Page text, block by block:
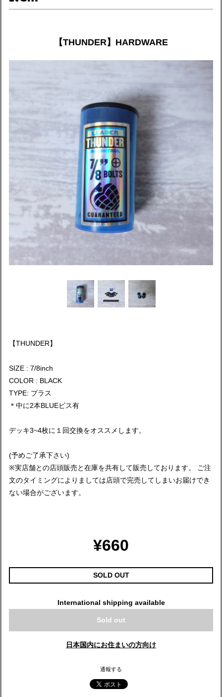
【THUNDER】HARDWARE
【THUNDER】
SIZE : 7/8inch
COLOR : BLACK
TYPE: プラス
＊中に2本BLUEビス有
デッキ3~4枚に１回交換をオススメします。
(予めご了承下さい)
※実店舗との店頭販売と在庫を共有して販売しております。 ご注
文のタイミングによりましては店頭で完売してしまいお届けでき
ない場合がございます。
¥660
SOLD OUT
International shipping available
Sold out
日本国内にお住まいの方向け
通報する